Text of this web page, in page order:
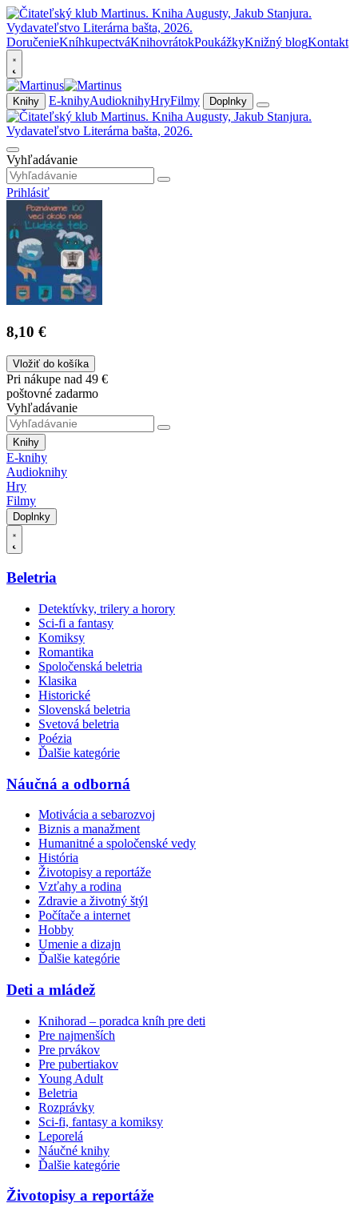
DoručenieKníhkupectváKnihovrátokPoukážkyKnižný blogKontakt
Knihy E-knihyAudioknihyHryFilmy Doplnky
Vyhľadávanie
Prihlásiť
8,10 €
Vložiť do košíka
Pri nákupe nad 49 €
poštovné zadarmo
Vyhľadávanie
Knihy
E-knihy
Audioknihy
Hry
Filmy
Doplnky
Beletria
Detektívky, trilery a horory
Sci-fi a fantasy
Komiksy
Romantika
Spoločenská beletria
Klasika
Historické
Slovenská beletria
Svetová beletria
Poézia
Ďalšie kategórie
Náučná a odborná
Motivácia a sebarozvoj
Biznis a manažment
Humanitné a spoločenské vedy
História
Životopisy a reportáže
Vzťahy a rodina
Zdravie a životný štýl
Počítače a internet
Hobby
Umenie a dizajn
Ďalšie kategórie
Deti a mládež
Knihorad – poradca kníh pre deti
Pre najmenších
Pre prvákov
Pre pubertiakov
Young Adult
Beletria
Rozprávky
Sci-fi, fantasy a komiksy
Leporelá
Náučné knihy
Ďalšie kategórie
Životopisy a reportáže